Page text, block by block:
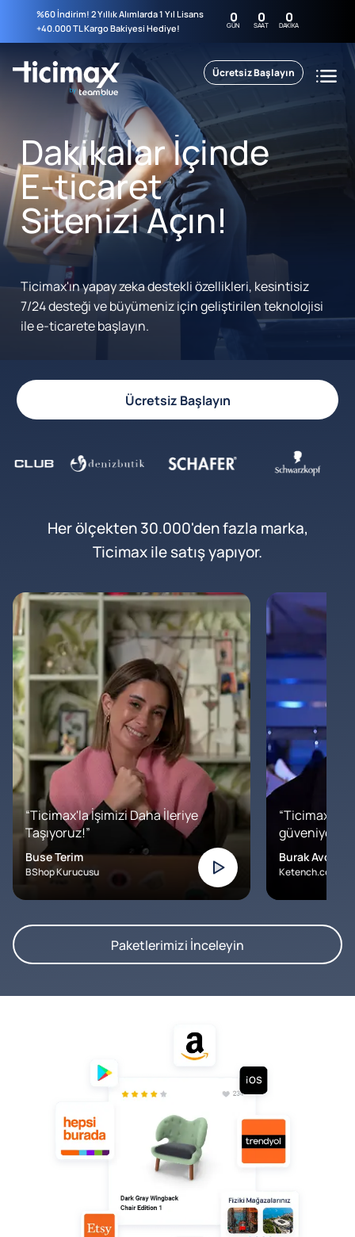
%60 İndirim! 2 Yıllık Alımlarda 1 Yıl Lisans
+40.000 TL Kargo Bakiyesi Hediye!
0
GÜN 0
SAAT 0
DAKIKA
Ücretsiz Başlayın
Dakikalar İçinde
E-ticaret
Sitenizi Açın!
Ticimax'ın yapay zeka destekli özellikleri, kesintisiz
7/24 desteği ve büyümeniz için geliştirilen teknolojisi
ile e-ticarete başlayın.
Ücretsiz Başlayın
Her ölçekten 30.000'den fazla marka,
Ticimax ile satış yapıyor.
“Ticimax'la İşimizi Daha İleriye
Taşıyoruz!”
Buse Terim
BShop Kurucusu
“Ticimax'a
Burak Avcılar
Ketench.com –
Paketlerimizi İnceleyin